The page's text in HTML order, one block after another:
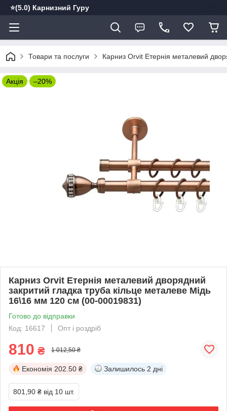
⭐️(5.0) Карнизний Гуру
Товари та послуги Карниз Orvit Етернія металевий
Акція –20%
Карниз Orvit Етернія металевий дворядний
закритий гладка труба кільце металеве Мідь
16\16 мм 120 см (00-00019831)
Готово до відправки
Код: 16617
Опт і роздріб
810 ₴ 1 012,50 ₴
Економія 202.50 ₴ Залишилось 2 дні
801,90 ₴ від 10 шт.